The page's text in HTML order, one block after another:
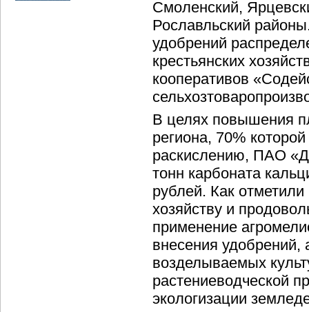
Смоленский,
Рославльский
удобрений
крестьянских
кооперативов
В целях повышения
региона, 70%
раскислению, ПАО
тонн карбоната
рублей. Как
хозяйству и
применение
внесения удобрений,
возделываемых
растениеводческой
экологизации